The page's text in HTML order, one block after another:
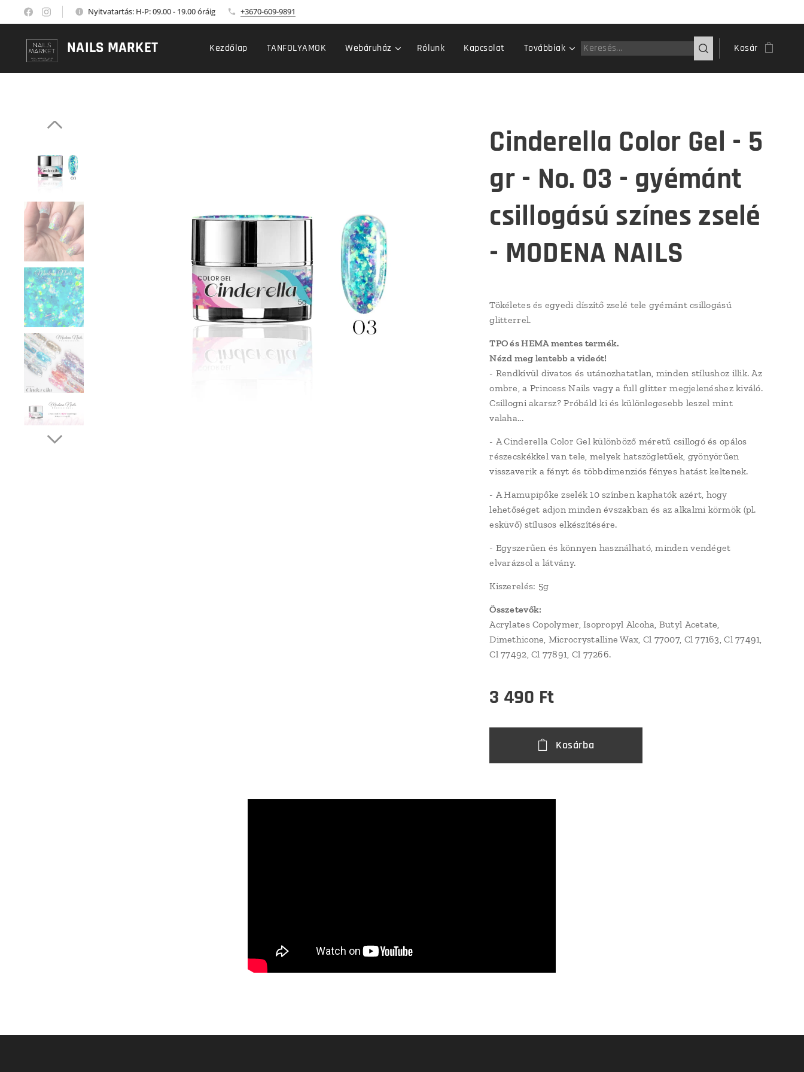
Nyitvatartás: H-P: 09.00 - 19.00 óráig +3670-609-9891
NAILS MARKET Kezdőlap TANFOLYAMOK Webáruház Rólunk Kapcsolat Továbbiak Kosár
Cinderella Color Gel - 5
gr - No. 03 - gyémánt
csillogású színes zselé
- MODENA NAILS
Tökéletes és egyedi díszítő zselé tele gyémánt csillogású
glitterrel.
TPO és HEMA mentes termék.
Nézd meg lentebb a videót!
- Rendkívül divatos és utánozhatatlan, minden stílushoz illik. Az
ombre, a Princess Nails vagy a full glitter megjelenéshez kiváló.
Csillogni akarsz? Próbáld ki és különlegesebb leszel mint
valaha...
- A Cinderella Color Gel különböző méretű csillogó és opálos
részecskékkel van tele, melyek hatszögletűek, gyönyörűen
visszaverik a fényt és többdimenziós fényes hatást keltenek.
- A Hamupipőke zselék 10 színben kaphatók azért, hogy
lehetőséget adjon minden évszakban és az alkalmi körmök (pl.
esküvő) stílusos elkészítésére.
- Egyszerűen és könnyen használható, minden vendéget
elvarázsol a látvány.
Kiszerelés: 5g
Összetevők:
Acrylates Copolymer, Isopropyl Alcoha, Butyl Acetate,
Dimethicone, Microcrystalline Wax, Cl 77007, Cl 77163, Cl 77491,
Cl 77492, Cl 77891, Cl 77266.
3 490 Ft
Kosárba